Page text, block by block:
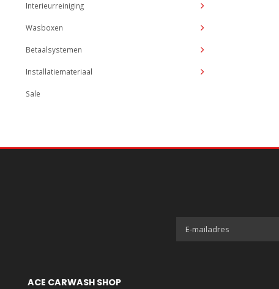
Interieurreiniging
Wasboxen
Betaalsystemen
Installatiemateriaal
Sale
ACE CARWASH SHOP